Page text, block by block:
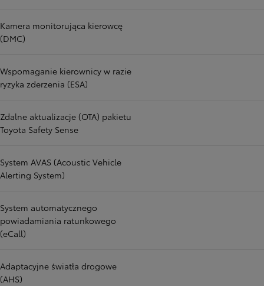
Kamera monitorująca kierowcę
(DMC)
Wspomaganie kierownicy w razie
ryzyka zderzenia (ESA)
Zdalne aktualizacje (OTA) pakietu
Toyota Safety Sense
System AVAS (Acoustic Vehicle
Alerting System)
System automatycznego
powiadamiania ratunkowego
(eCall)
Adaptacyjne światła drogowe
(AHS)